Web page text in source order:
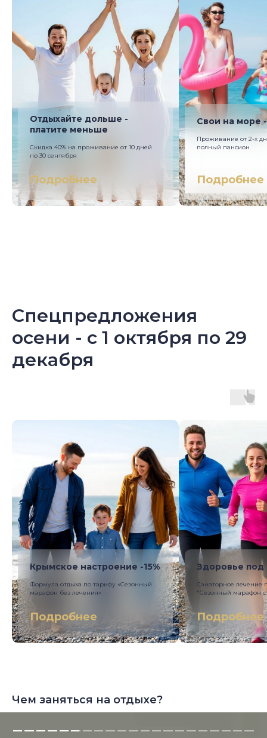
Отдыхайте дольше -
платите меньше
Скидка 40% на проживание от 10 дней
по 30 сентября
Подробнее
Свои на море
Проживание от 2-х
полный пансион
Подробнее
Спецпредложения
осени - с 1 октября по 29
декабря
Крымское настроение -15%
Формула отдыха по тариф у «Сезонный
марафон без лечения»
Подробнее
Здоровье под
Санаторное лечение
"Сезонный марафон
Подробнее
Чем заняться на отдыхе?